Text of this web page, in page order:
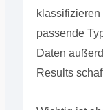
passende
Daten
Results